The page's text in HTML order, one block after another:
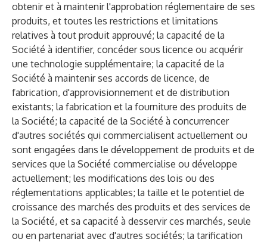
obtenir et à maintenir l'approbation réglementaire de ses
produits, et toutes les restrictions et limitations
relatives à tout produit approuvé; la capacité de la
Société à identifier, concéder sous licence ou acquérir
une technologie supplémentaire; la capacité de la
Société à maintenir ses accords de licence, de
fabrication, d'approvisionnement et de distribution
existants; la fabrication et la fourniture des produits de
la Société; la capacité de la Société à concurrencer
d'autres sociétés qui commercialisent actuellement ou
sont engagées dans le développement de produits et de
services que la Société commercialise ou développe
actuellement; les modifications des lois ou des
réglementations applicables; la taille et le potentiel de
croissance des marchés des produits et des services de
la Société, et sa capacité à desservir ces marchés, seule
ou en partenariat avec d'autres sociétés; la tarification